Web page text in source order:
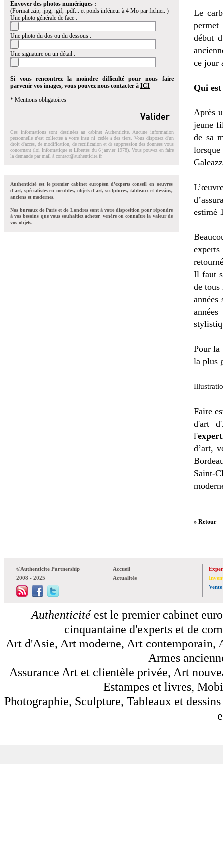
Envoyer des photos numériques :
(Format .zip, .jpg, .gif, .pdf... et poids inférieur à 4 Mo par fichier. )
Une photo générale de face :
Une photo du dos ou du dessous :
Une signature ou un détail :
Si vous rencontrez la moindre difficulté pour nous faire
parvenir vos images, vous pouvez nous contacter à ICI
* Mentions obligatoires
Ces informations sont destinées au cabinet Authenticité. Aucune information
personnelle n'est collectée à votre insu ni cédée à des tiers. Vous disposez d'un
droit d'accés, de modification, de rectification et de suppression des données vous
concernant (loi Informatique et Libertés du 6 janvier 1978). Vous pouvez en faire
la demande par mail à contact@authenticite.fr.
Authenticité est le premier cabinet européen d'experts conseil en oeuvres
d'art, spécialistes en meubles, objets d'art, sculptures, tableaux et dessins,
anciens et modernes.
Nos bureaux de Paris et de Londres sont à votre disposition pour répondre
à vos besoins que vous souhaitiez acheter, vendre ou connaître la valeur de
vos objets.
Le
permet
début
ce jour
Qui
Après
jeune
de sa
estimé
Il faut
de tous
années
Pour la
la plus
Faire
d'art
l'
d’art,
Saint-
» Retour
©Authenticite Partnership
2008 - 2025
Accueil
Actualités
Vente
Authenticitéest le premier cabinet
cinquantaine d'experts et de
Art d'Asie, Art moderne, Art contemporain,
Armes
Assurance Art et clientèle privée, Art
Estampes et livres,
Photographie, Sculpture, Tableaux et